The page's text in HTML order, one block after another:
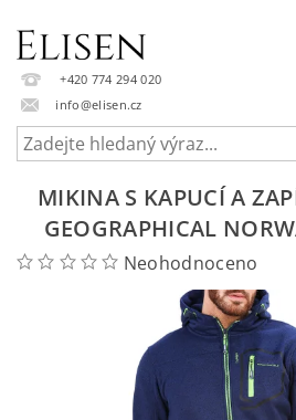
+420 774 294 020
info@elisen.cz
MIKINA S KAPUCÍ A
GEOGRAPHICAL
Neohodnoceno